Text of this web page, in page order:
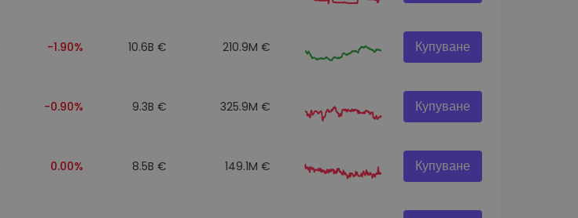
-1.90% 10.6B € 210.9M € Купуване
-0.90% 9.3B € 325.9M € Купуване
0.00% 8.5B € 149.1M € Купуване